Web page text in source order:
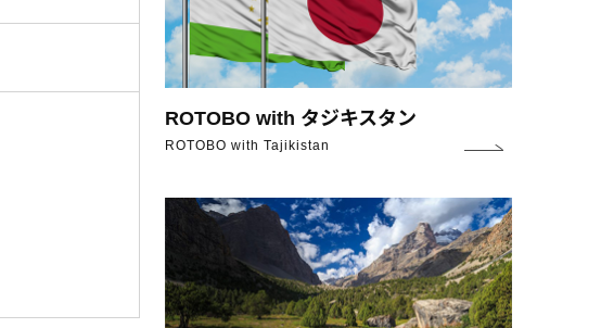
ROTOBO with タジキスタン
ROTOBO with Tajikistan